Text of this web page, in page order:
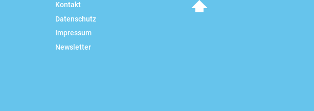
Kontakt
Datenschutz
Impressum
Newsletter